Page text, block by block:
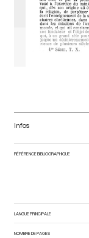
Infos
RÉFÉRENCE BIBLIOGRAPHIQUE
LANGUE PRINCIPALE
NOMBRE DE PAGES